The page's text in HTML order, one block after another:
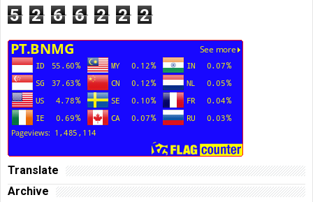
5 2 6 6 2 2 2
Translate
Archive